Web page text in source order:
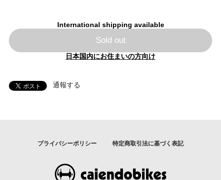
International shipping available
Sold out
日本国内にお住まいの方向け
通報する
プライバシーポリシー 特定商取引法に基づく表記